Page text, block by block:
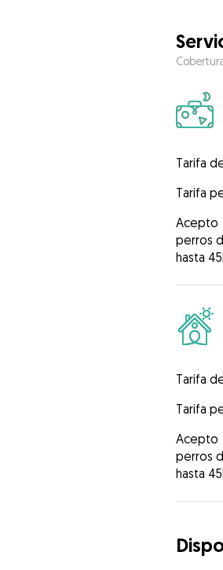
Tarifa
Tarifa
Acepto
perros
hasta
Tarifa
Tarifa
Acepto
perros
hasta